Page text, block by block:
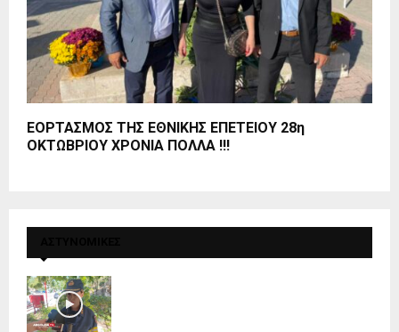
ΕΟΡΤΑΣΜΟΣ ΤΗΣ ΕΘΝΙΚΗΣ ΕΠΕΤΕΙΟΥ 28η
ΟΚΤΩΒΡΙΟΥ ΧΡΟΝΙΑ ΠΟΛΛΑ !!!